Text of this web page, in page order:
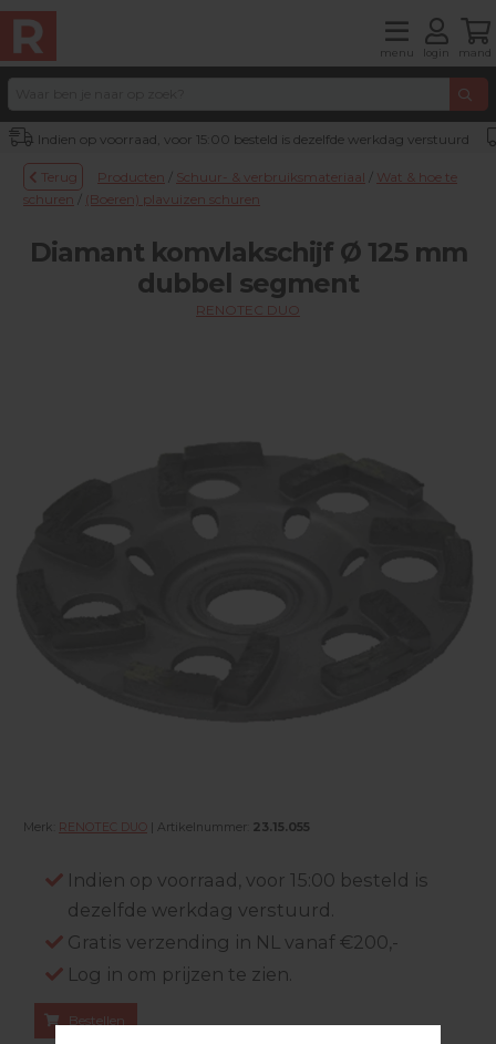
menu login mand
Indien op voorraad, voor 15:00 besteld is dezelfde werkdag verstuurd
Terug Producten / Schuur- & verbruiksmateriaal / Wat & hoe te
schuren / (Boeren) plavuizen schuren
Diamant komvlakschijf Ø 125 mm
dubbel segment
RENOTEC DUO
Merk: RENOTEC DUO | Artikelnummer: 23.15.055
Indien op voorraad, voor 15:00 besteld is
dezelfde werkdag verstuurd.
Gratis verzending in NL vanaf €200,-
Log in om prijzen te zien.
Bestellen